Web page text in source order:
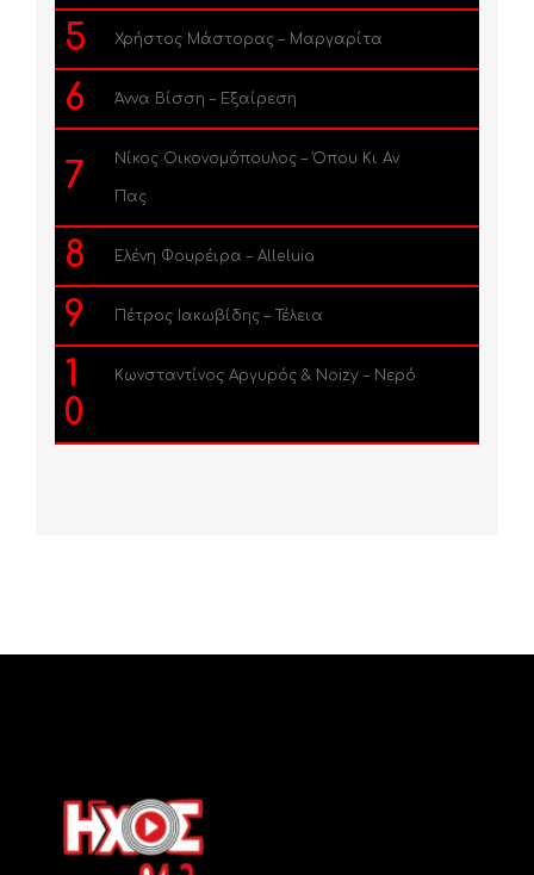
5 Χρήστος Μάστορας – Μαργαρίτα
6 Άννα Βίσση – Εξαίρεση
7 Νίκος Οικονομόπουλος – Όπου Κι Αν
Πας
8 Ελένη Φουρέιρα – Alleluia
9 Πέτρος Ιακωβίδης – Τέλεια
1
0
Κωνσταντίνος Αργυρός & Noizy – Νερό